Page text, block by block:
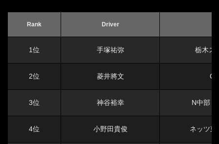
Rank Driver
1位 手塚祐弥 栃木ス
2位 菱井將文
3位 神谷裕幸 N中部
4位 小野田貴俊 ネッツ